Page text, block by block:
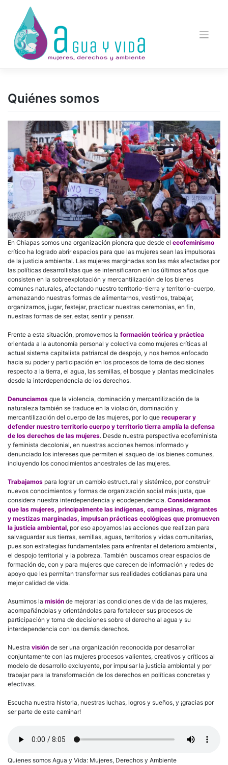
contenido
Quiénes somos
En Chiapas somos una organización pionera que desde el ecofeminismo
crítico ha logrado abrir espacios para que las mujeres sean las impulsoras
de la justicia ambiental. Las mujeres marginadas son las más afectadas por
las políticas desarrollistas que se intensificaron en los últimos años que
consisten en la sobreexplotación y mercantilización de los bienes
comunes naturales, afectando nuestro territorio-tierra y territorio-cuerpo,
amenazando nuestras formas de alimentarnos, vestirnos, trabajar,
organizarnos, jugar, festejar, practicar nuestras ceremonias, en fin,
nuestras formas de ser, estar, sentir y pensar.
Frente a esta situación, promovemos la formación teórica y práctica
orientada a la autonomía personal y colectiva como mujeres críticas al
actual sistema capitalista patriarcal de despojo, y nos hemos enfocado
hacia su poder y participación en los procesos de toma de decisiones
respecto a la tierra, el agua, las semillas, el bosque y plantas medicinales
desde la interdependencia de los derechos.
Denunciamos que la violencia, dominación y mercantilización de la
naturaleza también se traduce en la violación, dominación y
mercantilización del cuerpo de las mujeres, por lo que recuperar y
defender nuestro territorio cuerpo y territorio tierra amplía la defensa
de los derechos de las mujeres. Desde nuestra perspectiva ecofeminista
y feminista decolonial, en nuestras acciones hemos informado y
denunciado los intereses que permiten el saqueo de los bienes comunes,
incluyendo los conocimientos ancestrales de las mujeres.
Trabajamos para lograr un cambio estructural y sistémico, por construir
nuevos conocimientos y formas de organización social más justa, que
considera nuestra interdependencia y ecodependencia. Consideramos
que las mujeres, principalmente las indígenas, campesinas, migrantes
y mestizas marginadas, impulsan prácticas ecológicas que promueven
la justicia ambiental, por eso apoyamos las acciones que realizan para
salvaguardar sus tierras, semillas, aguas, territorios y vidas comunitarias,
pues son estrategias fundamentales para enfrentar el deterioro ambiental,
el despojo territorial y la pobreza. También buscamos crear espacios de
formación de, con y para mujeres que carecen de información y redes de
apoyo que les permitan transformar sus realidades cotidianas para una
mejor calidad de vida.
Asumimos la misión de mejorar las condiciones de vida de las mujeres,
acompañándolas y orientándolas para fortalecer sus procesos de
participación y toma de decisiones sobre el derecho al agua y su
interdependencia con los demás derechos.
Nuestra visión de ser una organización reconocida por desarrollar
conjuntamente con las mujeres procesos valientes, creativos y críticos al
modelo de desarrollo excluyente, por impulsar la justicia ambiental y por
trabajar para la transformación de los derechos en políticas concretas y
efectivas.
Escucha nuestra historia, nuestras luchas, logros y sueños, y ¡gracias por
ser parte de este caminar!
Quienes somos Agua y Vida: Mujeres, Derechos y Ambiente